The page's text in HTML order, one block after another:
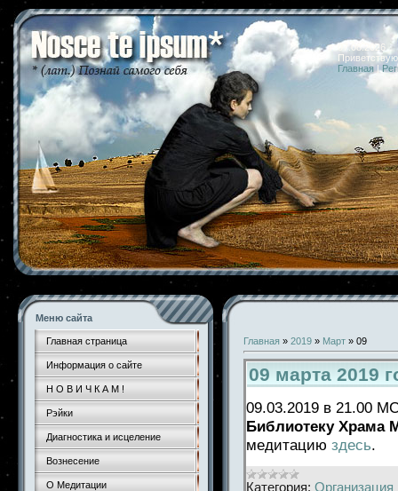
07.08.2026
Главная |
Меню сайта
Главная страница
Информация о сайте
Н О В И Ч К А М !
Рэйки
Диагностика и исцеление
Вознесение
О Медитации
Главная » 2019 » Март » 09
09 марта 2019
09.03.2019 в 21.00
Библиотеку Храма
медитацию здесь.
Категория: